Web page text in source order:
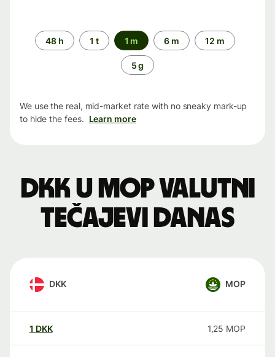
Time
period
48 h 1 t 1 m 6 m 12 m
5 g
We use the real, mid-market rate with no sneaky mark-up
to hide the fees. Learn more
DKK u MOP valutni
tečajevi danas
DKK MOP
1 DKK 1,25 MOP